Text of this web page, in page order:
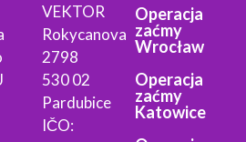
VEKTOR
Rokycanova
2798
530 02
Pardubice
IČO:
Operacja
zaćmy
Wrocław
Operacja
zaćmy
Katowice